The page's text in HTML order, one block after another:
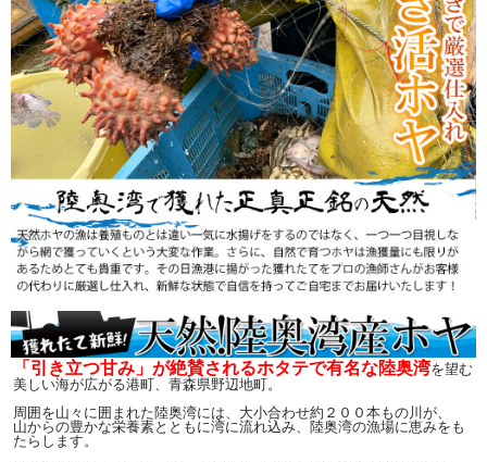
「引き立つ甘み」が絶賛されるホタテで有名な陸奥湾を望む
美しい海が広がる港町、青森県野辺地町。
周囲を山々に囲まれた陸奥湾には、大小合わせ約２００本もの川が、
山からの豊かな栄養素とともに湾に流れ込み、陸奥湾の漁場に恵みをも
たらします。